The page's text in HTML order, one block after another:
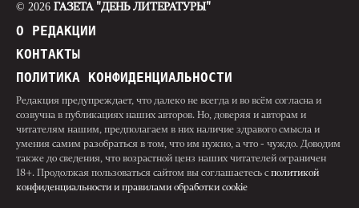
© 2026 ГАЗЕТА "ДЕНЬ ЛИТЕРАТУРЫ"
О РЕДАКЦИИ
КОНТАКТЫ
ПОЛИТИКА КОНФИДЕНЦИАЛЬНОСТИ
Редакция предупреждает, что далеко не всегда и во всём согласна и
созвучна в публикациях наших авторов. Но, доверяя и авторам и
читателям нашим, предполагаем в них наличие здравого смысла и
умения самим разобраться в том, что им нужно, а что - чуждо. Доводим
также до сведения, что возрастной ценз наших читателей ограничен
18+. Продолжая пользоваться сайтом вы соглашаетесь с политикой
конфиденциальности и правилами обработки cookie